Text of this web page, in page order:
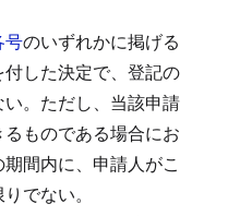
号のいずれかに掲げる
した決定で、登記の
。 ただし、当該申請
ものである場合にお
間内に、申請人がこ
でない。